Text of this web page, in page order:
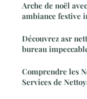
Arche de noël
ambiance festive
Découvrez asr
bureau
Comprendre les
Services de